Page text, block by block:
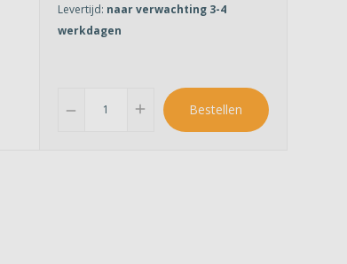
Levertijd: naar verwachting 3-4
werkdagen
remove add Bestellen